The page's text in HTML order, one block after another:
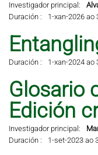
Investigador principal:
Duración :
1-xan-2026 ao
Duración : 1-xan-2024 ao
Glosario
Edición
Investigador principal:
Duración :
1-set-2023 ao